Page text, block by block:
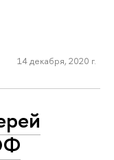
14 декабря, 2020 г.